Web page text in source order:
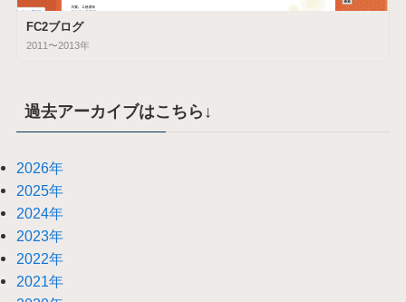
FC2ブログ
2011〜2013年
過去アーカイブはこちら↓
2026年
2025年
2024年
2023年
2022年
2021年